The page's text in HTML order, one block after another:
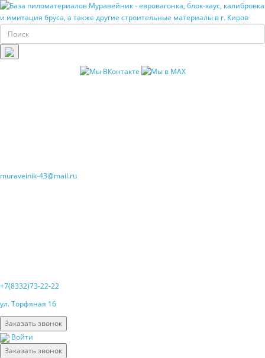
muraveinik-43@mail.ru
+7(8332)73-22-22
ул. Торфяная 16
Заказать звонок
Войти
Заказать звонок